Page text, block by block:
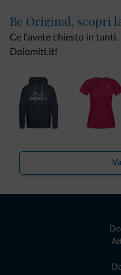
Be Original, scopri
Ce l'avete chiesto in
Dolomiti.it!